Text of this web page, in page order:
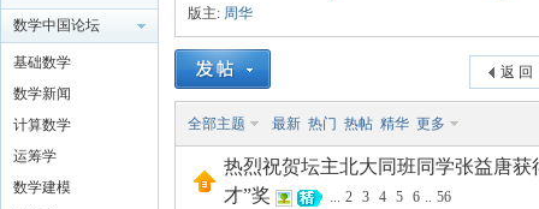
数 » › ›
数学中国论坛
基础数学
数学新闻
计算数学
运筹学
数学建模
版主: 周华
返 回
全部主题 最新 热门 热帖 精华 更多
热烈祝贺坛主北大同班同学张益唐获
才”奖
... 2 3 4 5 6 .. 56